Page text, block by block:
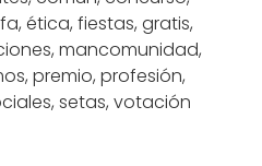
, ética, fiestas, gratis,
, mancomunidad,
, premio, profesión,
, setas, votación